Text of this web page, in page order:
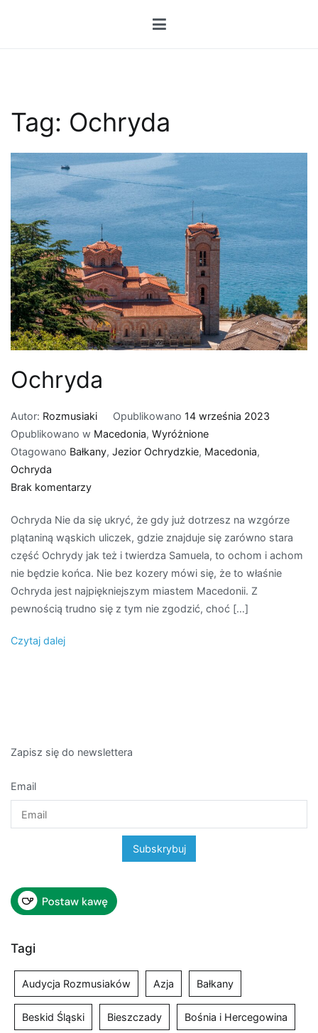
Tag: Ochryda
Ochryda
Autor: Rozmusiaki Opublikowano 14 września 2023
Opublikowano w Macedonia, Wyróżnione
Otagowano Bałkany, Jezior Ochrydzkie, Macedonia,
Ochryda
Brak komentarzydo
Ochryda Nie da się ukryć, że gdy już dotrzesz na wzgórze
plątaniną wąskich uliczek, gdzie znajduje się zarówno stara
część Ochrydy jak też i twierdza Samuela, to ochom i achom
nie będzie końca. Nie bez kozery mówi się, że to właśnie
Ochryda jest najpiękniejszym miastem Macedonii. Z
pewnością trudno się z tym nie zgodzić, choć […]
Czytaj dalej
Zapisz się do newslettera
Email
Tagi
Audycja Rozmusiaków Azja Bałkany
Beskid Śląski Bieszczady Bośnia i Hercegowina